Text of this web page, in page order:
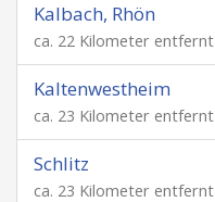
Kalbach, Rhön
ca. 22 Kilometer entfernt
Kaltenwestheim
ca. 23 Kilometer entfernt
Schlitz
ca. 23 Kilometer entfernt